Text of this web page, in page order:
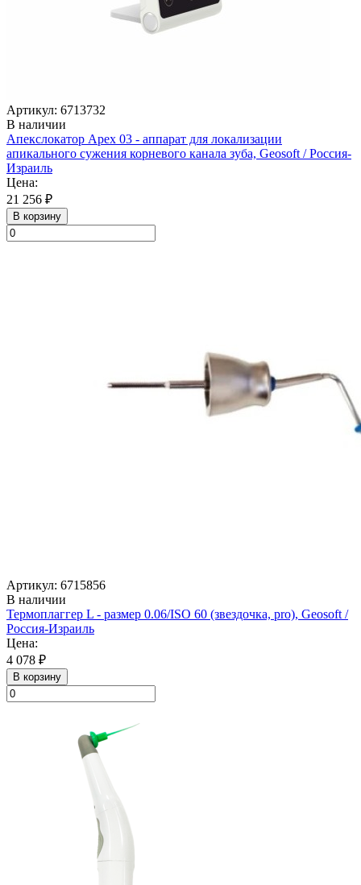
Артикул: 6713732
В наличии
Апекслокатор Apex 03 - аппарат для локализации
апикального сужения корневого канала зуба, Geosoft / Россия-
Израиль
Цена:
21 256 ₽
В корзину
Артикул: 6715856
В наличии
Термоплаггер L - размер 0.06/ISO 60 (звездочка, pro), Geosoft /
Россия-Израиль
Цена:
4 078 ₽
В корзину